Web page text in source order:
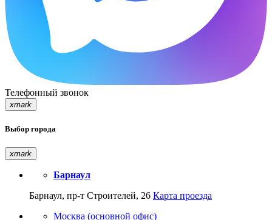
Телефонный звонок
xmark
Выбор города
xmark
Барнаул
Барнаул, пр-т Строителей, 26 Карта проезда
Москва (основной офис)